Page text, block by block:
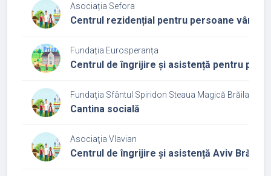
Asociația Sefora
Centrul rezidențial pentru persoane
Fundația Eurosperanța
Centrul de îngrijire și asistență pentru
Fundaţia Sfântul Spiridon Steaua Magică Brăila
Cantina socială
Asociaţia Vlavian
Centrul de îngrijire și asistență Aviv Brăila